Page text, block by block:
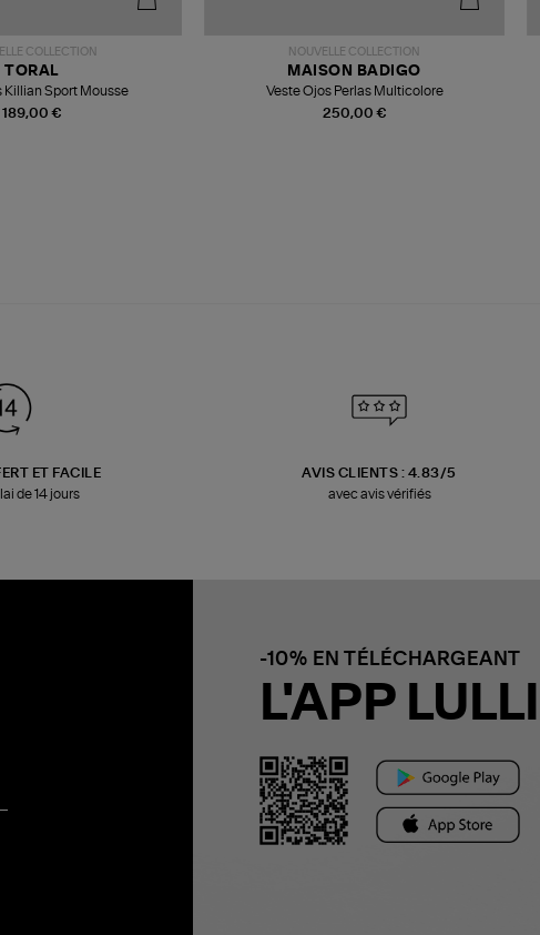
COLLECTION
189,00 €
TORAL
Killian Sport Mousse
NOUVELLE COLLECTION
250,00 €
MAISON BADIGO
Veste Ojos Perlas Multicolore
ET FACILE
de 14 jours
AVIS CLIENTS : 4.83/5
avec avis vérifiés
-10% EN TÉLÉCHARGEANT
L'APP LULLI